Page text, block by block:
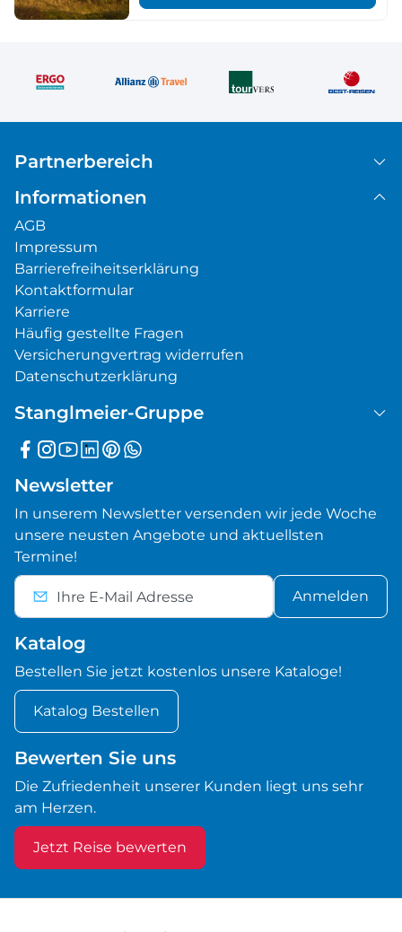
Partnerbereich
Informationen
AGB
Impressum
Barrierefreiheitserklärung
Kontaktformular
Karriere
Häufig gestellte Fragen
Versicherungvertrag widerrufen
Datenschutzerklärung
Stanglmeier-Gruppe
Newsletter
In unserem Newsletter versenden wir jede Woche
unsere neusten Angebote und aktuellsten
Termine!
Anmelden
Katalog
Bestellen Sie jetzt kostenlos unsere Kataloge!
Katalog Bestellen
Bewerten Sie uns
Die Zufriedenheit unserer Kunden liegt uns sehr
am Herzen.
Jetzt Reise bewerten